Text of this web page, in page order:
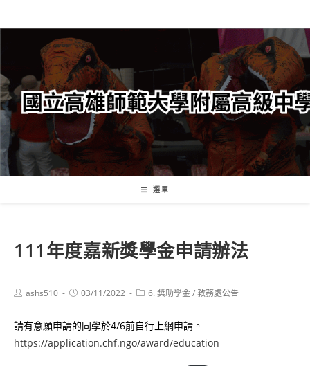
轉
要
內
容
選單
111年度嘉新獎學金申請辦法
Postashs510
Post03/11/2022
Post6. 獎助學金/教務處公告
請有意願申請的同學於4/6前自行上網申請。
https://application.chf.ngo/award/education